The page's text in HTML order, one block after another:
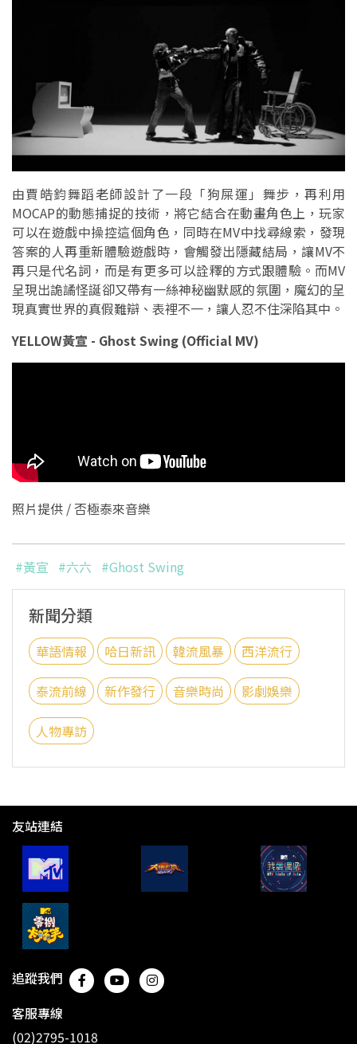
由賈皓鈞舞蹈老師設計了一段「狗屎運」舞步，再利用
MOCAP的動態捕捉的技術，將它結合在動畫角色上，玩家
可以在遊戲中操控這個角色，同時在MV中找尋線索，發現
答案的人再重新體驗遊戲時，會觸發出隱藏結局，讓MV不
再只是代名詞，而是有更多可以詮釋的方式跟體驗。而MV
呈現出詭譎怪誕卻又帶有一絲神秘幽默感的氛圍，魔幻的呈
現真實世界的真假難辯、表裡不一，讓人忍不住深陷其中。
YELLOW黃宣 - Ghost Swing (Official MV)
照片提供 / 否極泰來音樂
#黃宣 #六六 #Ghost Swing
新聞分類
華語情報 哈日新訊 韓流風暴 西洋流行
泰流前線 新作發行 音樂時尚 影劇娛樂
人物專訪
友站連結
追蹤我們
客服專線
(02)2795-1018